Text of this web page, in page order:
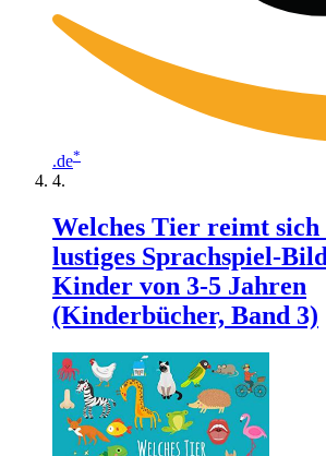
.de*
Welches Tier reimt sich
lustiges Sprachspiel-
Kinder von 3-5 Jahren
(Kinderbücher, Band 3)